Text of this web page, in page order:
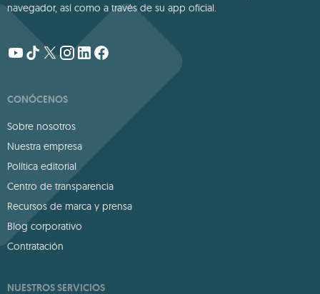
navegador, así como a través de su app oficial.
CONÓCENOS
Sobre nosotros
Nuestra empresa
Política editorial
Centro de transparencia
Recursos de marca y prensa
Blog corporativo
Contratación
NUESTROS SERVICIOS